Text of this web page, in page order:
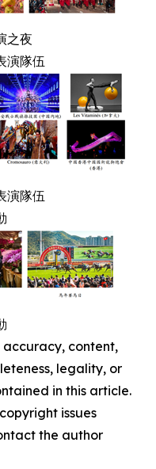
之夜
演隊伍
演隊伍
content,
legality, or
in this article.
issues
the author